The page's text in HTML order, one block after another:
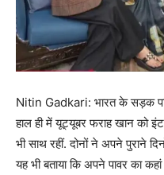
Nitin Gadkari: भारत के सड़क
हाल ही में यूट्यूबर फराह खान को
भी साथ रहीं. दोनों ने अपने पुराने
यह भी बताया कि अपने पावर का